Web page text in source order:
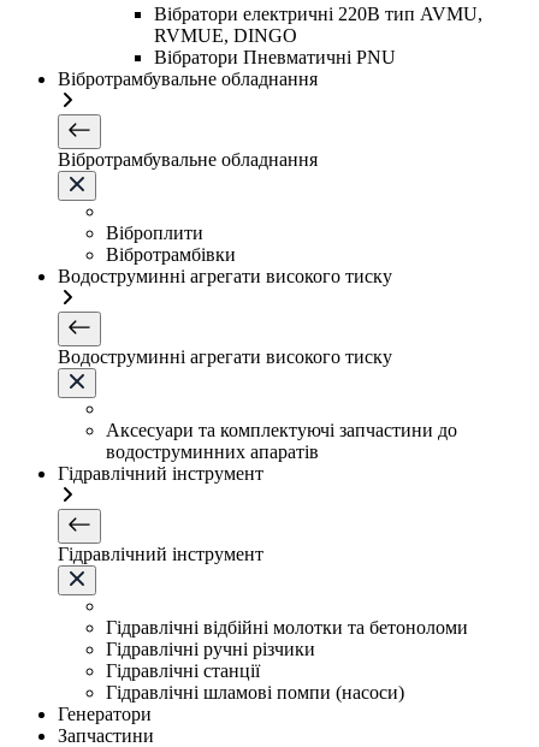
Вібратори електричні 220B тип AVMU,
RVMUE, DINGO
Вібратори Пневматичні PNU
Вібротрамбувальне обладнання
Вібротрамбувальне обладнання
Віброплити
Вібротрамбівки
Водоструминні агрегати високого тиску
Водоструминні агрегати високого тиску
Аксесуари та комплектуючі запчастини до
водоструминних апаратів
Гідравлічний інструмент
Гідравлічний інструмент
Гідравлічні відбійні молотки та бетоноломи
Гідравлічні ручні різчики
Гідравлічні станції
Гідравлічні шламові помпи (насоси)
Генератори
Запчастини